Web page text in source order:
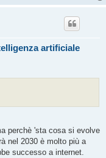
artificiale
perchè 'sta cosa si evolve
nel 2030 è molto più a
successo a internet.